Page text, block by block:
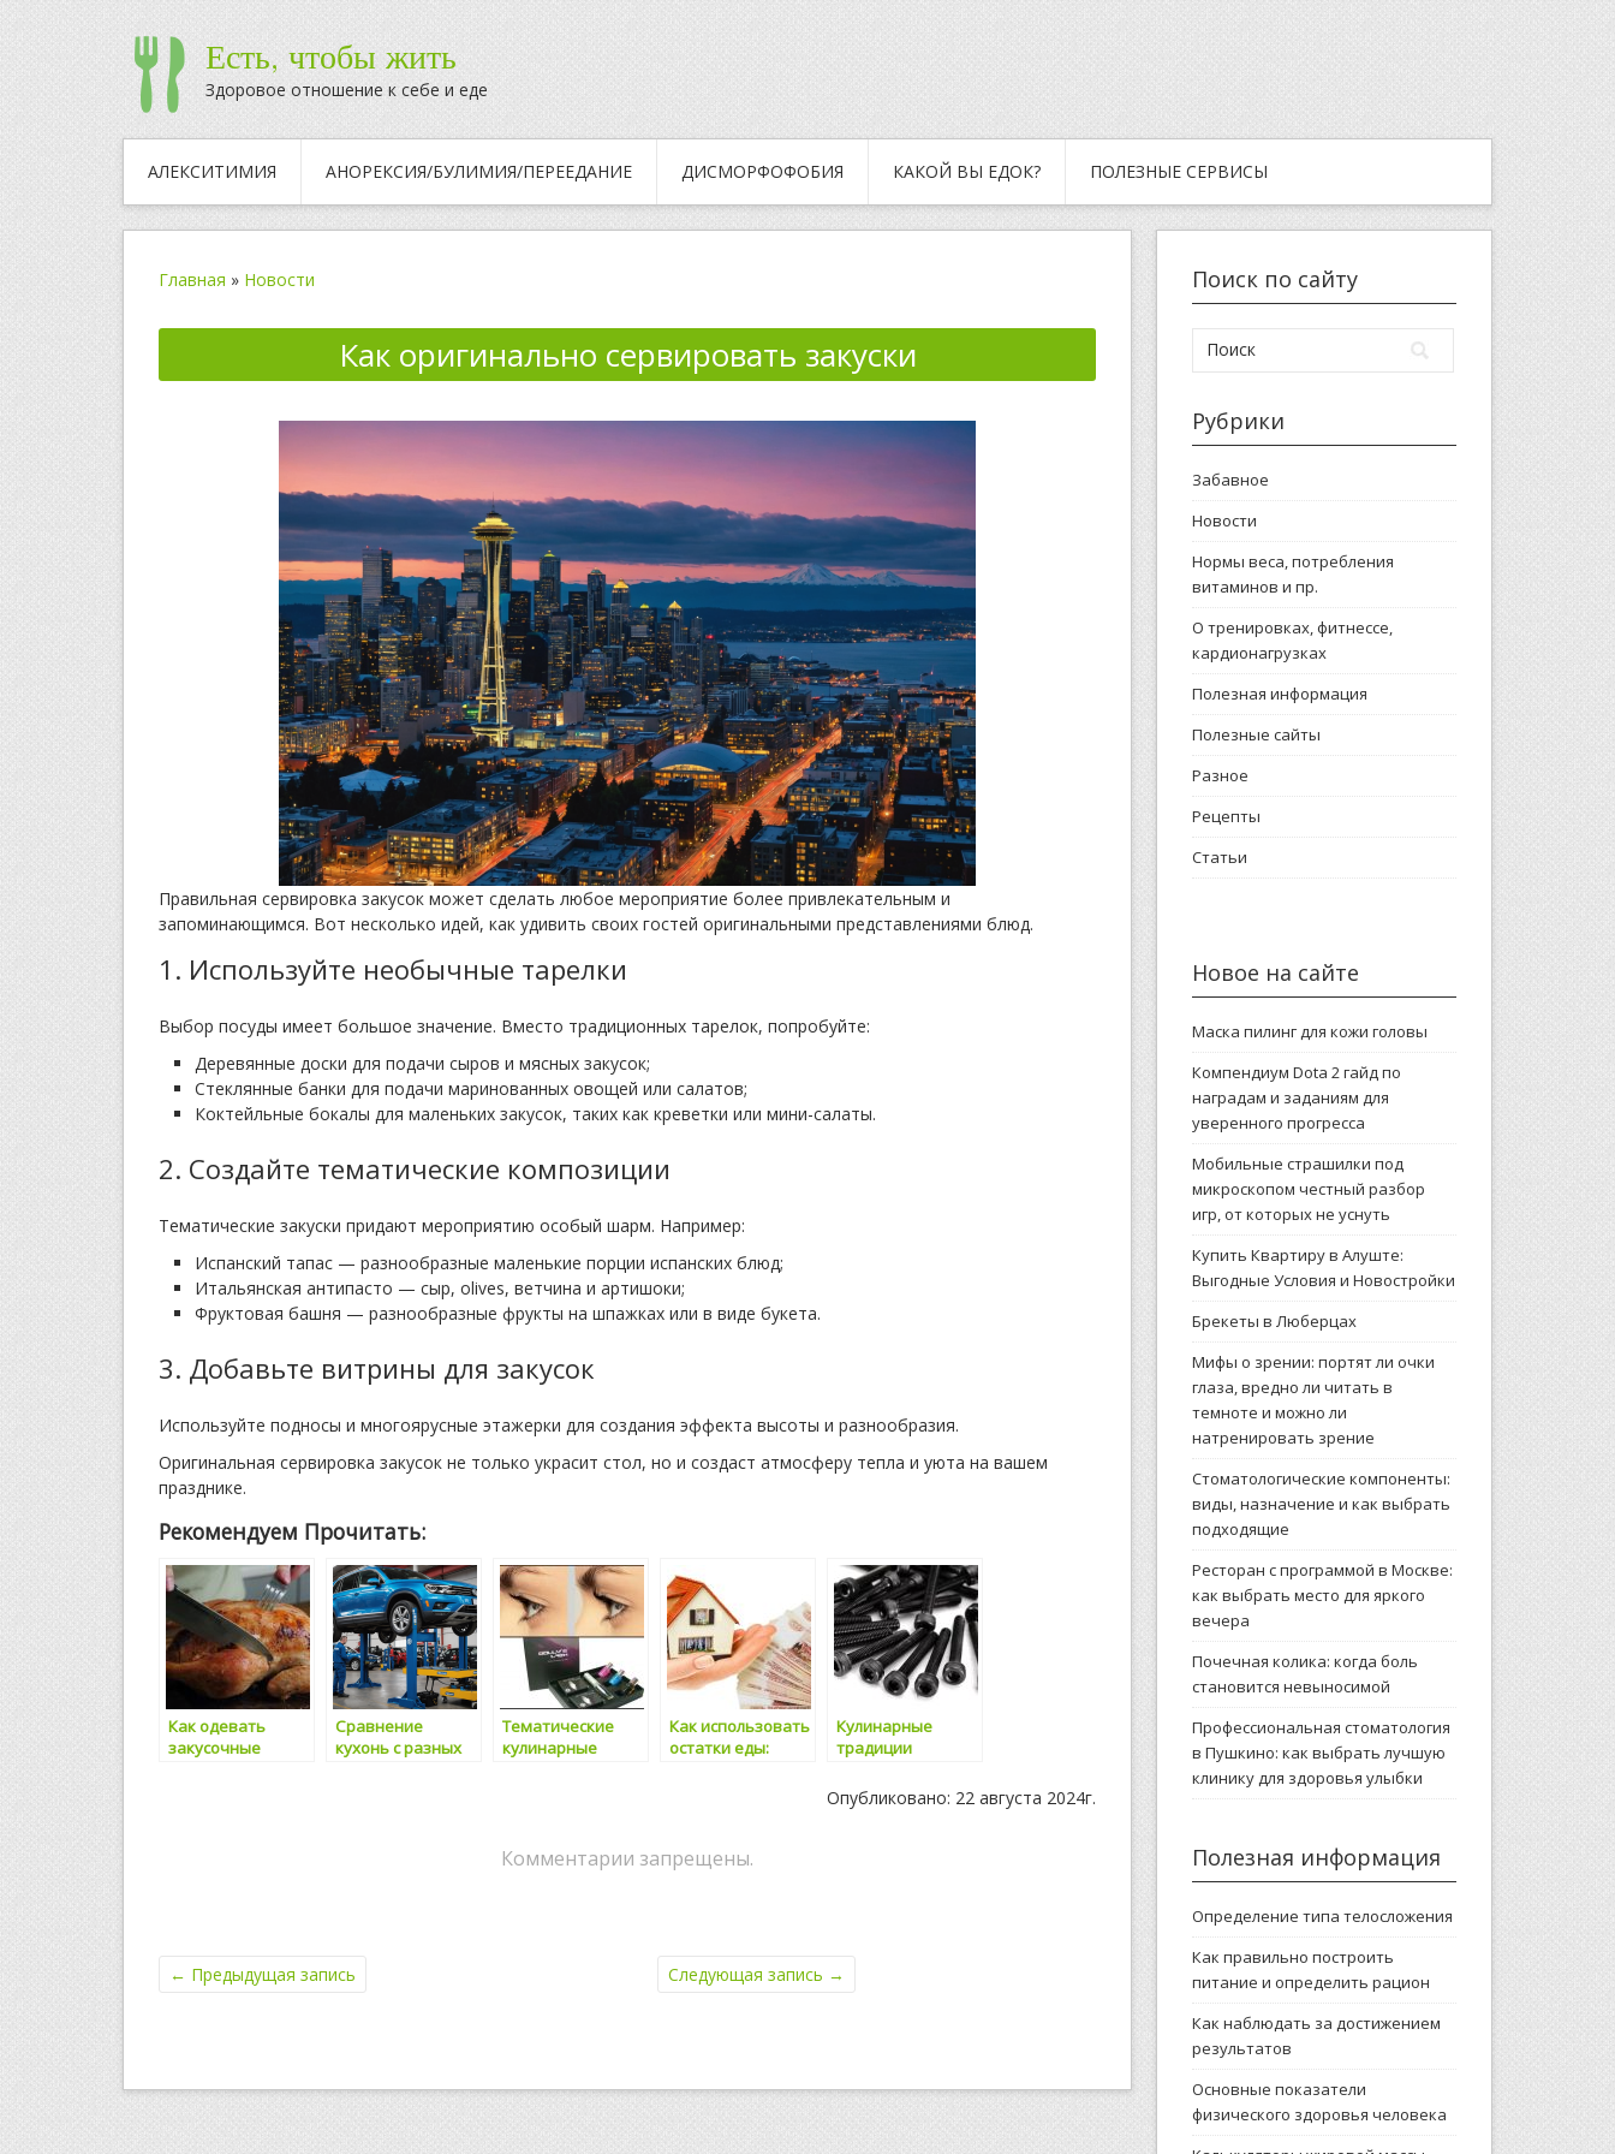
Есть, чтобы жить
Здоровое отношение к себе и еде
АЛЕКСИТИМИЯ АНОРЕКСИЯ/БУЛИМИЯ/ПЕРЕЕДАНИЕ ДИСМОРФОФОБИЯ КАКОЙ ВЫ ЕДОК? ПОЛЕЗНЫЕ СЕРВИСЫ
Главная » Новости
Как оригинально сервировать закуски
Правильная сервировка закусок может сделать любое мероприятие более привлекательным и
запоминающимся. Вот несколько идей, как удивить своих гостей оригинальными представлениями блюд.
1. Используйте необычные тарелки
Выбор посуды имеет большое значение. Вместо традиционных тарелок, попробуйте:
Деревянные доски для подачи сыров и мясных закусок;
Стеклянные банки для подачи маринованных овощей или салатов;
Коктейльные бокалы для маленьких закусок, таких как креветки или мини-салаты.
2. Создайте тематические композиции
Тематические закуски придают мероприятию особый шарм. Например:
Испанский тапас — разнообразные маленькие порции испанских блюд;
Итальянская антипасто — сыр, olives, ветчина и артишоки;
Фруктовая башня — разнообразные фрукты на шпажках или в виде букета.
3. Добавьте витрины для закусок
Используйте подносы и многоярусные этажерки для создания эффекта высоты и разнообразия.
Оригинальная сервировка закусок не только украсит стол, но и создаст атмосферу тепла и уюта на вашем
празднике.
Рекомендуем Прочитать:
Как одевать
закусочные
Сравнение
кухонь с разных
Тематические
кулинарные
Как использовать
остатки еды:
Кулинарные
традиции
Опубликовано: 22 августа 2024г.
Комментарии запрещены.
← Предыдущая запись Следующая запись →
Поиск по сайту
Рубрики
Забавное
Новости
Нормы веса, потребления
витаминов и пр.
О тренировках, фитнессе,
кардионагрузках
Полезная информация
Полезные сайты
Разное
Рецепты
Статьи
Новое на сайте
Маска пилинг для кожи головы
Компендиум Dota 2 гайд по
наградам и заданиям для
уверенного прогресса
Мобильные страшилки под
микроскопом честный разбор
игр, от которых не уснуть
Купить Квартиру в Алуште:
Выгодные Условия и Новостройки
Брекеты в Люберцах
Мифы о зрении: портят ли очки
глаза, вредно ли читать в
темноте и можно ли
натренировать зрение
Стоматологические компоненты:
виды, назначение и как выбрать
подходящие
Ресторан с программой в Москве:
как выбрать место для яркого
вечера
Почечная колика: когда боль
становится невыносимой
Профессиональная стоматология
в Пушкино: как выбрать лучшую
клинику для здоровья улыбки
Полезная информация
Определение типа телосложения
Как правильно построить
питание и определить рацион
Как наблюдать за достижением
результатов
Основные показатели
физического здоровья человека